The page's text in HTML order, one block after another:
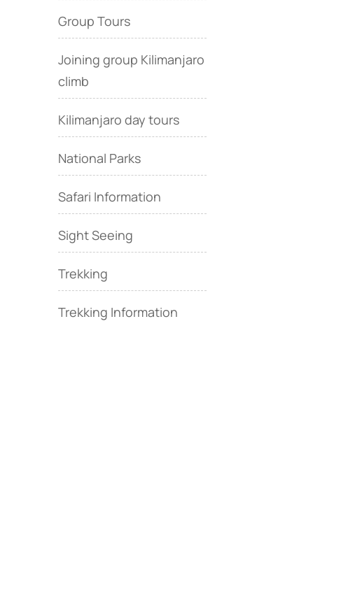
Group Tours
Joining group Kilimanjaro
climb
Kilimanjaro day tours
National Parks
Safari Information
Sight Seeing
Trekking
Trekking Information